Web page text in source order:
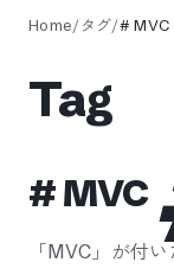
Home/タグ/#MVC
Tag
#MVC
「MVC 」が付